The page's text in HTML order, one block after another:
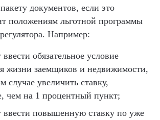
документов, если это
положениям льготной программы
Например:
обязательное условие
жизни заемщиков и недвижимости,
случае увеличить ставку,
чем на 1 процентный пункт;
ввести повышенную ставку по уже